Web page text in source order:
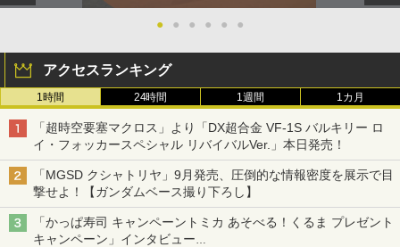
● ● ● ● ● ●
アクセスランキング
1時間 24時間 1週間 1カ月
「超時空要塞マクロス」より「DX超合金 VF-1S バルキリー ロ
イ・フォッカースペシャル リバイバルVer.」本日発売！
「MGSD クシャトリヤ」9月発売、圧倒的な情報密度を展示で目
撃せよ！【ガンダムベース撮り下ろし】
「かっぱ寿司 キャンペーントミカ あそべる！くるま プレゼント
キャンペーン」インタビュー